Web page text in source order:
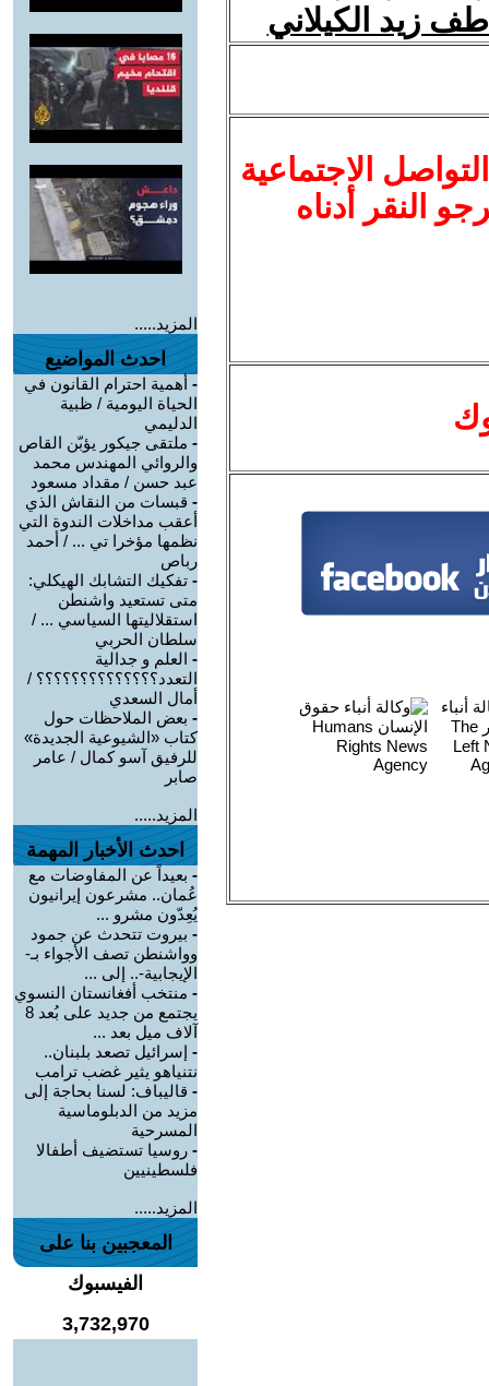
زيد الكيلاني
الاجتماعية
النقر أدناه
المزيد.....
احدث المواضيع
- أهمية احترام القانون في
الحياة اليومية / ظبية
الدليمي
- ملتقى جيكور يؤبّن القاص
والروائي المهندس محمد
عبد حسن / مقداد مسعود
- قبسات من النقاش الذي
أعقب مداخلات الندوة التي
نظمها مؤخرا تي ... / أحمد
رباص
- تفكيك التشابك الهيكلي:
متى تستعيد واشنطن
استقلاليتها السياسي ... /
سلطان الحربي
- العلم و جدالية
التعدد؟؟؟؟؟؟؟؟؟؟؟؟؟؟ /
أمال السعدي
- بعض الملاحظات حول
كتاب «الشيوعية الجديدة»
للرفيق آسو كمال / عامر
صابر
المزيد.....
احدث الأخبار المهمة
- بعيداً عن المفاوضات مع
عُمان.. مشرعون إيرانيون
يُعِدّون مشرو ...
- بيروت تتحدث عن جمود
وواشنطن تصف الأجواء بـ-
الإيجابية-.. إلى ...
- منتخب أفغانستان النسوي
يجتمع من جديد على بُعد 8
آلاف ميل بعد ...
- إسرائيل تصعد بلبنان..
نتنياهو يثير غضب ترامب
- قاليباف: لسنا بحاجة إلى
مزيد من الدبلوماسية
المسرحية
- روسيا تستضيف أطفالا
فلسطينيين
المزيد.....
المعجبين بنا على
الفيسبوك
3,732,970